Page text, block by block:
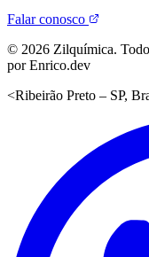
Falar conosco
© 2026 Zilquímica.
por Enrico.dev
<Ribeirão Preto – SP,